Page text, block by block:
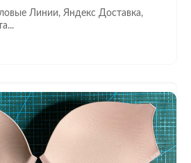
Линии, Яндекс Доставка,